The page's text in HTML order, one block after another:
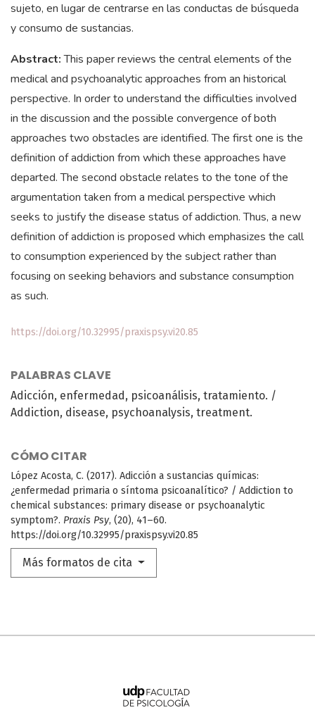
PALABRAS CLAVE
Adicción, enfermedad, psicoanálisis, tratamiento. /
Addiction, disease, psychoanalysis, treatment.
CÓMO CITAR
López Acosta, C. (2017). Adicción a sustancias químicas:
¿enfermedad primaria o síntoma psicoanalítico? / Addiction to
chemical substances: primary disease or psychoanalytic
symptom?. Praxis Psy, (20), 41–60.
https://doi.org/10.32995/praxispsy.vi20.85
Más formatos de cita
sujeto, en lugar de centrarse en las conductas de búsqueda
y consumo de sustancias.
Abstract:This paper reviews the central elements of the
medical and psychoanalytic approaches from an historical
perspective. In order to understand the difficulties involved
in the discussion and the possible convergence of both
approaches two obstacles are identified. The first one is the
definition of addiction from which these approaches have
departed. The second obstacle relates to the tone of the
argumentation taken from a medical perspective which
seeks to justify the disease status of addiction. Thus, a new
definition of addiction is proposed which emphasizes the call
to consumption experienced by the subject rather than
focusing on seeking behaviors and substance consumption
as such.
https://doi.org/10.32995/praxispsy.vi20.85